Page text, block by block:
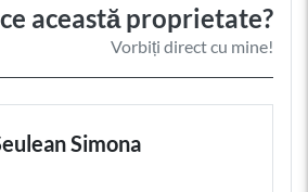
această proprietate?
Vorbiți direct cu mine!
Simona